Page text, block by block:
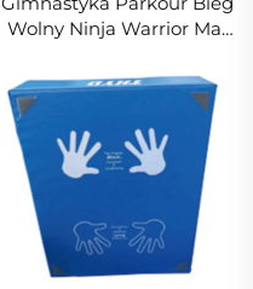
Wolny Ninja Warrior Mat
dla Dzieci w Sportach i